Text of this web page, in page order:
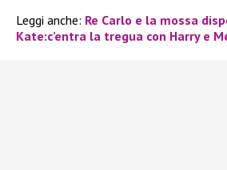
Leggi anche: Re Carlo e la mossa
Kate:c’entra la tregua con Harry e